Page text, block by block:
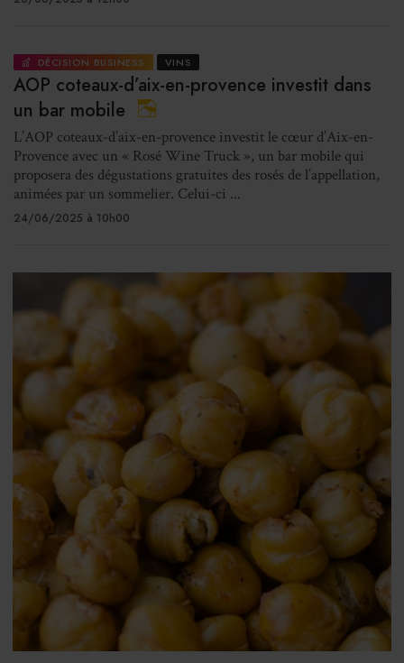
DÉCISION BUSINESS VINS
AOP coteaux-d’aix-en-provence investit dans
un bar mobile
L’AOP coteaux-d’aix-en-provence investit le cœur d’Aix-en-
Provence avec un « Rosé Wine Truck », un bar mobile qui
proposera des dégustations gratuites des rosés de l’appellation,
animées par un sommelier. Celui-ci ...
24/06/2025 à 10h00